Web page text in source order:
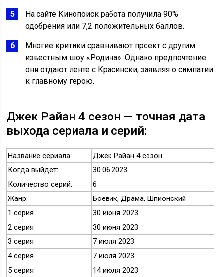
На сайте Кинопоиск работа получила 90%
одобрения или 7,2 положительных баллов.
Многие критики сравнивают проект с другим
известным шоу «Родина». Однако предпочтение
они отдают ленте с Красински, заявляя о симпатии
к главному герою.
Джек Райан 4 сезон — точная дата
выхода сериала и серий:
Название сериала:
Джек Райан 4 сезон
Когда выйдет:
30.06.2023
Количество серий:
6
Жанр:
Боевик, Драма, Шпионский
1 серия
30 июня 2023
2 серия
30 июня 2023
3 серия
7 июля 2023
4 серия
7 июля 2023
5 серия
14 июля 2023